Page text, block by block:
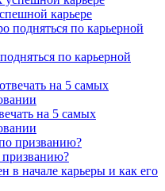
карьере
по карьерной
на 5 самых
призванию?